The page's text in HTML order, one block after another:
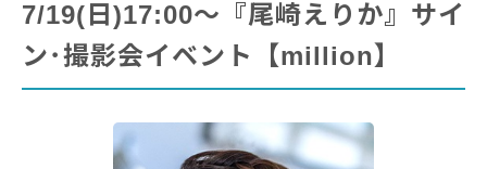
7/19(日)17:00～『尾崎えりか』サイ
ン･撮影会イベント【million】